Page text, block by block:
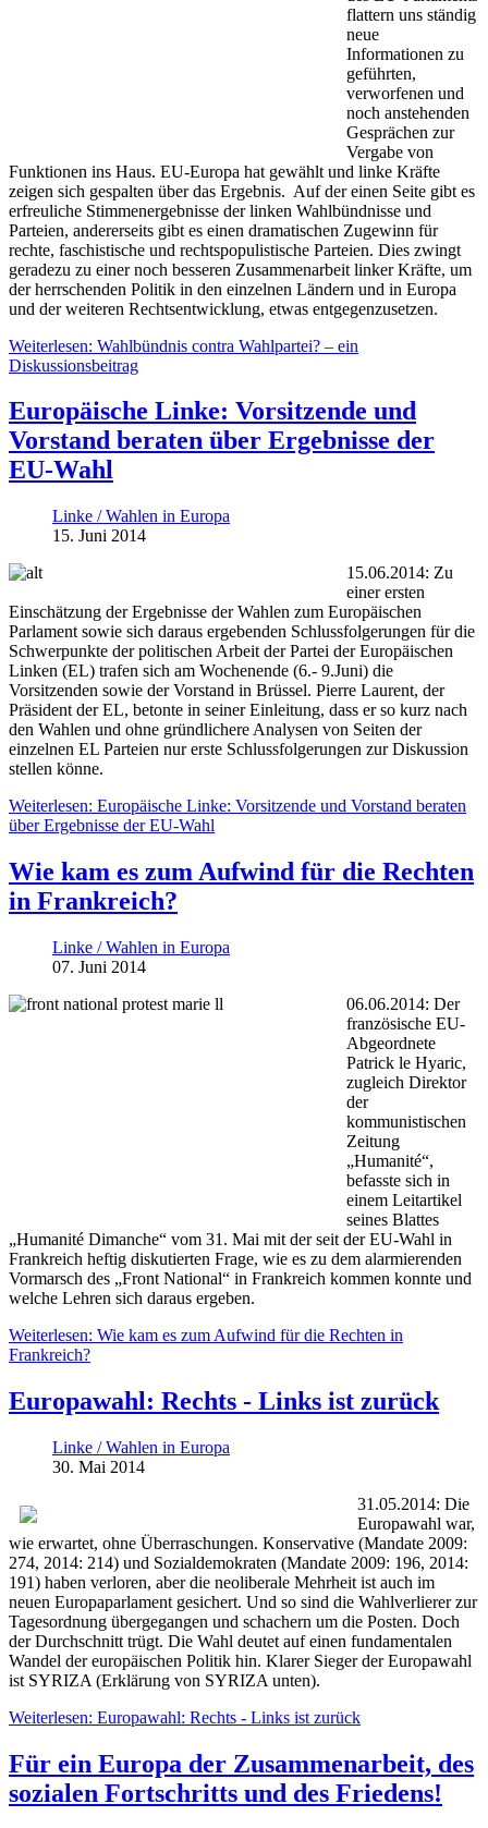
flattern uns ständig
neue
Informationen zu
geführten,
verworfenen und
noch anstehenden
Gesprächen zur
Vergabe von
Funktionen ins Haus. EU-Europa hat gewählt und linke Kräfte
zeigen sich gespalten über das Ergebnis. Auf der einen Seite gibt es
erfreuliche Stimmenergebnisse der linken Wahlbündnisse und
Parteien, andererseits gibt es einen dramatischen Zugewinn für
rechte, faschistische und rechtspopulistische Parteien. Dies zwingt
geradezu zu einer noch besseren Zusammenarbeit linker Kräfte, um
der herrschenden Politik in den einzelnen Ländern und in Europa
und der weiteren Rechtsentwicklung, etwas entgegenzusetzen.
Weiterlesen: Wahlbündnis contra Wahlpartei? – ein
Diskussionsbeitrag
Europäische Linke: Vorsitzende und
Vorstand beraten über Ergebnisse der
EU-Wahl
Linke / Wahlen in Europa
15. Juni 2014
15.06.2014: Zu
einer ersten
Einschätzung der Ergebnisse der Wahlen zum Europäischen
Parlament sowie sich daraus ergebenden Schlussfolgerungen für die
Schwerpunkte der politischen Arbeit der Partei der Europäischen
Linken (EL) trafen sich am Wochenende (6.- 9.Juni) die
Vorsitzenden sowie der Vorstand in Brüssel. Pierre Laurent, der
Präsident der EL, betonte in seiner Einleitung, dass er so kurz nach
den Wahlen und ohne gründlichere Analysen von Seiten der
einzelnen EL Parteien nur erste Schlussfolgerungen zur Diskussion
stellen könne.
Weiterlesen: Europäische Linke: Vorsitzende und Vorstand beraten
über Ergebnisse der EU-Wahl
Wie kam es zum Aufwind für die Rechten
in Frankreich?
Linke / Wahlen in Europa
07. Juni 2014
06.06.2014: Der
französische EU-
Abgeordnete
Patrick le Hyaric,
zugleich Direktor
der
kommunistischen
Zeitung
„Humanité“,
befasste sich in
einem Leitartikel
seines Blattes
„Humanité Dimanche“ vom 31. Mai mit der seit der EU-Wahl in
Frankreich heftig diskutierten Frage, wie es zu dem alarmierenden
Vormarsch des „Front National“ in Frankreich kommen konnte und
welche Lehren sich daraus ergeben.
Weiterlesen: Wie kam es zum Aufwind für die Rechten in
Frankreich?
Europawahl: Rechts - Links ist zurück
Linke / Wahlen in Europa
30. Mai 2014
31.05.2014: Die
Europawahl war,
wie erwartet, ohne Überraschungen. Konservative (Mandate 2009:
274, 2014: 214) und Sozialdemokraten (Mandate 2009: 196, 2014:
191) haben verloren, aber die neoliberale Mehrheit ist auch im
neuen Europaparlament gesichert. Und so sind die Wahlverlierer zur
Tagesordnung übergegangen und schachern um die Posten. Doch
der Durchschnitt trügt. Die Wahl deutet auf einen fundamentalen
Wandel der europäischen Politik hin. Klarer Sieger der Europawahl
ist SYRIZA (Erklärung von SYRIZA unten).
Weiterlesen: Europawahl: Rechts - Links ist zurück
Für ein Europa der Zusammenarbeit, des
sozialen Fortschritts und des Friedens!